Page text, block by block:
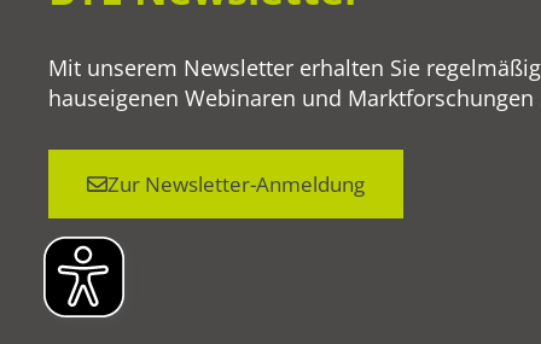
Mit unserem Newsletter erhalten Sie
hauseigenen Webinaren und
Zur Newsletter-Anmeldung